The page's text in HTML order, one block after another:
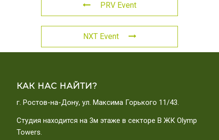
PRV Event
NXT Event
КАК НАС НАЙТИ?
г. Ростов-на-Дону, ул. Максима Горького 11/43.
Студия находится на 3м этаже в секторе В ЖК Olymp
Towers.